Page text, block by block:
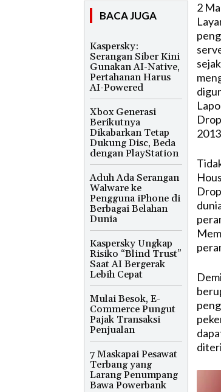
BACA JUGA
Kaspersky:
Serangan Siber Kini
Gunakan AI-Native,
Pertahanan Harus
AI-Powered
Xbox Generasi
Berikutnya
Dikabarkan Tetap
Dukung Disc, Beda
dengan PlayStation
Aduh Ada Serangan
Walware ke
Pengguna iPhone di
Berbagai Belahan
Dunia
Kaspersky Ungkap
Risiko “Blind Trust”
Saat AI Bergerak
Lebih Cepat
Mulai Besok, E-
Commerce Pungut
Pajak Transaksi
Penjualan
7 Maskapai Pesawat
Terbang yang
Larang Penumpang
Bawa Powerbank
2